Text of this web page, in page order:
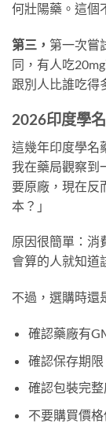
何壯陽藥。這個
第三， 第一次嘗
同，有人吃
跟別人比誰吃得
2026印度學
這幾年印度學名
我在藥局觀察到
要原廠，現在反
本？」
原因很簡單：消
會算的人就知道
不過，選購時還
確認藥廠有
確認保存期限
確認包裝完
不要購買價